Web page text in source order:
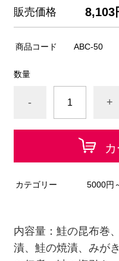
販売価格 8,103
商品コード ABC-50
数量
- +
カテゴリー 5000円
内容量：鮭の昆布巻
漬、鮭の焼漬、みが